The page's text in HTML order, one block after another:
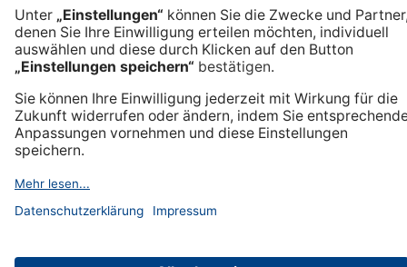
Made in Germany
Hilfe und Kontakt
Häufige Fragen & Kontakt
Versand & Zahlungsarten
Unser Service
Rechtliches